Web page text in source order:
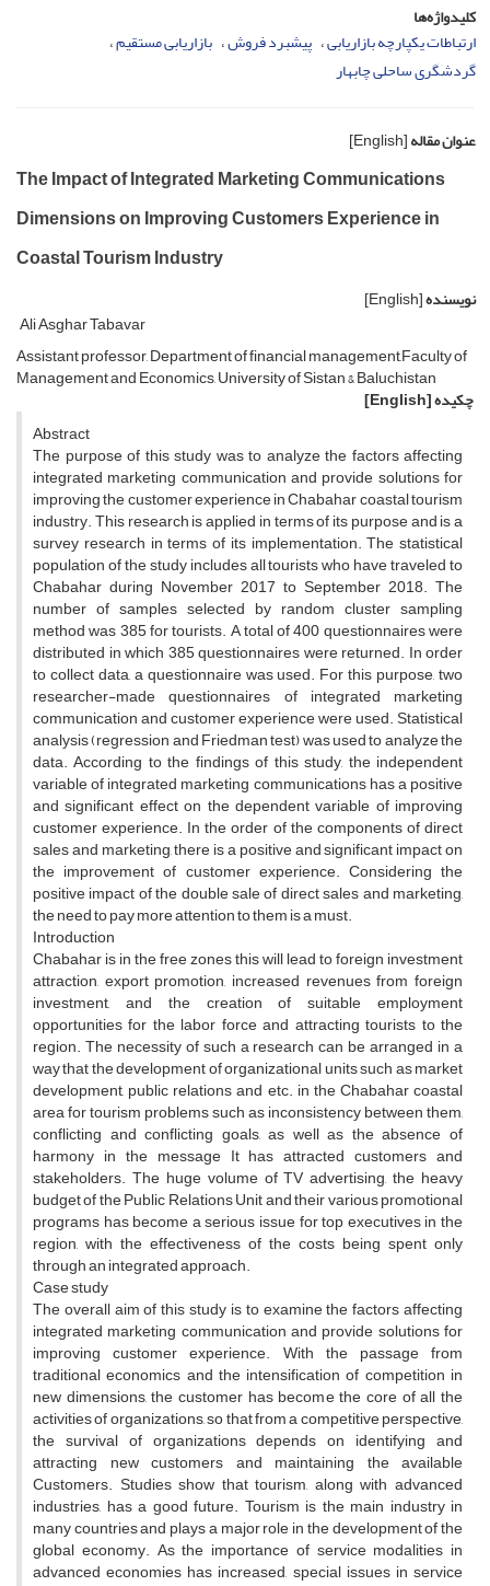
کلیدواژه‌ها
ارتباطات یکپارچه بازاریابی پیشبرد فروش بازاریابی مستقیم
گردشگری ساحلی چابهار
عنوان مقاله[English]
The Impact of Integrated Marketing Communications
Dimensions on Improving Customers Experience in
Coastal Tourism Industry
نویسنده[English]
Ali Asghar Tabavar
Assistant professor, Department of financial management,Faculty of
Management and Economics, University of Sistan & Baluchistan
چکیده[English]
Abstract
The purpose of this study was to analyze the factors affecting
integrated marketing communication and provide solutions for
improving the customer experience in Chabahar coastal tourism
industry. This research is applied in terms of its purpose and is a
survey research in terms of its implementation. The statistical
population of the study includes all tourists who have traveled to
Chabahar during November 2017 to September 2018. The
number of samples selected by random cluster sampling
method was 385 for tourists. A total of 400 questionnaires were
distributed in which 385 questionnaires were returned. In order
to collect data, a questionnaire was used. For this purpose, two
researcher-made questionnaires of integrated marketing
communication and customer experience were used. Statistical
analysis (regression and Friedman test) was used to analyze the
data. According to the findings of this study, the independent
variable of integrated marketing communications has a positive
and significant effect on the dependent variable of improving
customer experience. In the order of the components of direct
sales and marketing, there is a positive and significant impact on
the improvement of customer experience. Considering the
positive impact of the double sale of direct sales and marketing,
the need to pay more attention to them is a must.
Introduction
Chabahar is in the free zones this will lead to foreign investment
attraction, export promotion, increased revenues from foreign
investment, and the creation of suitable employment
opportunities for the labor force and attracting tourists to the
region. The necessity of such a research can be arranged in a
way that the development of organizational units such as market
development, public relations and etc. in the Chabahar coastal
area for ​​tourism problems such as inconsistency between them,
conflicting and conflicting goals, as well as the absence of
harmony in the message It has attracted customers and
stakeholders. The huge volume of TV advertising, the heavy
budget of the Public Relations Unit and their various promotional
programs has become a serious issue for top executives in the
region, with the effectiveness of the costs being spent only
through an integrated approach.
Case study
The overall aim of this study is to examine the factors affecting
integrated marketing communication and provide solutions for
improving customer experience. With the passage from
traditional economics and the intensification of competition in
new dimensions, the customer has become the core of all the
activities of organizations, so that from a competitive perspective,
the survival of organizations depends on identifying and
attracting new customers and maintaining the available
Customers. Studies show that tourism, along with advanced
industries, has a good future. Tourism is the main industry in
many countries and plays a major role in the development of the
global economy. As the importance of service modalities in
advanced economies has increased, special issues in service